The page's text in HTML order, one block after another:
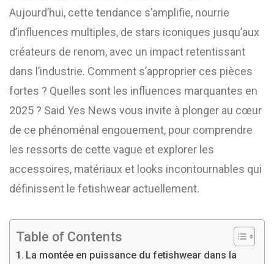
Aujourd’hui, cette tendance s’amplifie, nourrie
d’influences multiples, de stars iconiques jusqu’aux
créateurs de renom, avec un impact retentissant
dans l’industrie. Comment s’approprier ces pièces
fortes ? Quelles sont les influences marquantes en
2025 ? Said Yes News vous invite à plonger au cœur
de ce phénoménal engouement, pour comprendre
les ressorts de cette vague et explorer les
accessoires, matériaux et looks incontournables qui
définissent le fetishwear actuellement.
Table of Contents
La montée en puissance du fetishwear dans la